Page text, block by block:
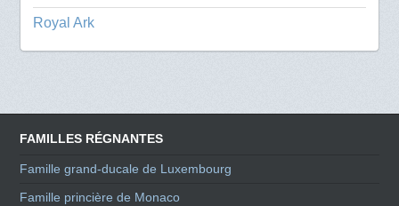
Royal Ark
FAMILLES RÉGNANTES
Famille grand-ducale de Luxembourg
Famille princière de Monaco